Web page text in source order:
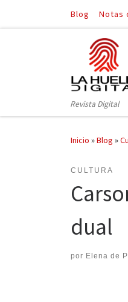
Saltar al contenido
Blog Notas
Revista Digital
Inicio »Blog »
CULTURA
dual
por Elena de